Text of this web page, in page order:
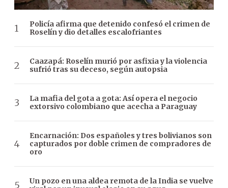
Policía afirma que detenido confesó el crimen de
Roselín y dio detalles escalofriantes
Caazapá: Roselín murió por asfixia y la violencia
sufrió tras su deceso, según autopsia
La mafia del gota a gota: Así opera el negocio
extorsivo colombiano que acecha a Paraguay
Encarnación: Dos españoles y tres bolivianos son
capturados por doble crimen de compradores de
oro
Un pozo en una aldea remota de la India se vuelve